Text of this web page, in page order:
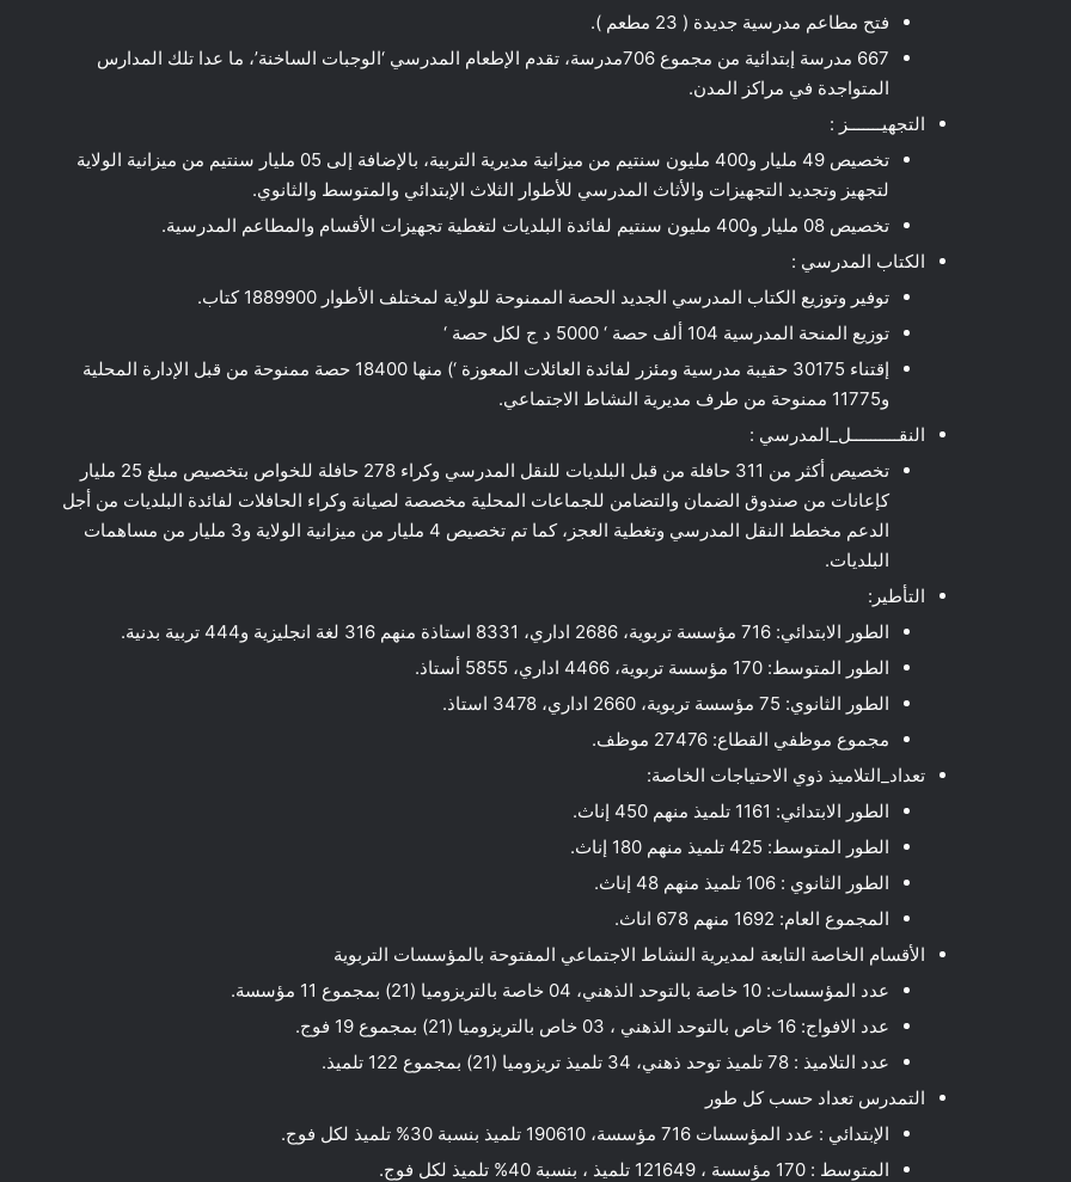
فتح مطاعم مدرسية جديدة ( 23 مطعم ).
667 مدرسة إبتدائية من مجموع 706مدرسة، تقدم الإطعام المدرسي ‘الوجبات الساخنة’، ما عدا تلك المدارس
المتواجدة في مراكز المدن.
التجهيـــــــز :
تخصيص 49 مليار و400 مليون سنتيم من ميزانية مديرية التربية، بالإضافة إلى 05 مليار سنتيم من ميزانية الولاية
لتجهيز وتجديد التجهيزات والأثاث المدرسي للأطوار الثلاث الإبتدائي والمتوسط والثانوي.
تخصيص 08 مليار و400 مليون سنتيم لفائدة البلديات لتغطية تجهيزات الأقسام والمطاعم المدرسية.
الكتاب المدرسي :
توفير وتوزيع الكتاب المدرسي الجديد الحصة الممنوحة للولاية لمختلف الأطوار 1889900 كتاب.
توزيع المنحة المدرسية 104 ألف حصة ‘ 5000 د ج لكل حصة ‘
إقتناء 30175 حقيبة مدرسية ومئزر لفائدة العائلات المعوزة ‘) منها 18400 حصة ممنوحة من قبل الإدارة المحلية
و11775 ممنوحة من طرف مديرية النشاط الاجتماعي.
النقــــــــــل_المدرسي :
تخصيص أكثر من 311 حافلة من قبل البلديات للنقل المدرسي وكراء 278 حافلة للخواص بتخصيص مبلغ 25 مليار
كإعانات من صندوق الضمان والتضامن للجماعات المحلية مخصصة لصيانة وكراء الحافلات لفائدة البلديات من أجل
الدعم مخطط النقل المدرسي وتغطية العجز، كما تم تخصيص 4 مليار من ميزانية الولاية و3 مليار من مساهمات
البلديات.
التأطير:
الطور الابتدائي: 716 مؤسسة تربوية، 2686 اداري، 8331 استاذة منهم 316 لغة انجليزية و444 تربية بدنية.
الطور المتوسط: 170 مؤسسة تربوية، 4466 اداري، 5855 أستاذ.
الطور الثانوي: 75 مؤسسة تربوية، 2660 اداري، 3478 استاذ.
مجموع موظفي القطاع: 27476 موظف.
تعداد_التلاميذ ذوي الاحتياجات الخاصة:
الطور الابتدائي: 1161 تلميذ منهم 450 إناث.
الطور المتوسط: 425 تلميذ منهم 180 إناث.
الطور الثانوي : 106 تلميذ منهم 48 إناث.
المجموع العام: 1692 منهم 678 اناث.
الأقسام الخاصة التابعة لمديرية النشاط الاجتماعي المفتوحة بالمؤسسات التربوية
عدد المؤسسات: 10 خاصة بالتوحد الذهني، 04 خاصة بالتريزوميا (21) بمجموع 11 مؤسسة.
عدد الافواج: 16 خاص بالتوحد الذهني ، 03 خاص بالتريزوميا (21) بمجموع 19 فوج.
عدد التلاميذ : 78 تلميذ توحد ذهني، 34 تلميذ تريزوميا (21) بمجموع 122 تلميذ.
التمدرس تعداد حسب كل طور
الإبتدائي : عدد المؤسسات 716 مؤسسة، 190610 تلميذ بنسبة 30% تلميذ لكل فوج.
المتوسط : 170 مؤسسة ، 121649 تلميذ ، بنسبة 40% تلميذ لكل فوج.